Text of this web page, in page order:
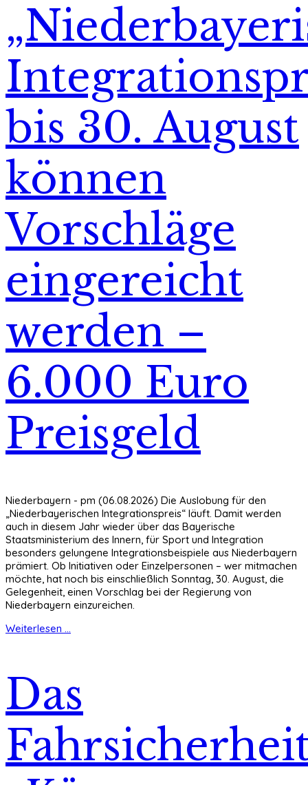
bis 30. August
können
Vorschläge
eingereicht
werden –
6.000 Euro
Preisgeld
Niederbayern - pm (06.08.2026) Die Auslobung für den
„Niederbayerischen Integrationspreis“ läuft. Damit werden
auch in diesem Jahr wieder über das Bayerische
Staatsministerium des Innern, für Sport und Integration
besonders gelungene Integrationsbeispiele aus Niederbayern
prämiert. Ob Initiativen oder Einzelpersonen – wer mitmachen
möchte, hat noch bis einschließlich Sonntag, 30. August, die
Gelegenheit, einen Vorschlag bei der Regierung von
Niederbayern einzureichen.
Weiterlesen ...
Das